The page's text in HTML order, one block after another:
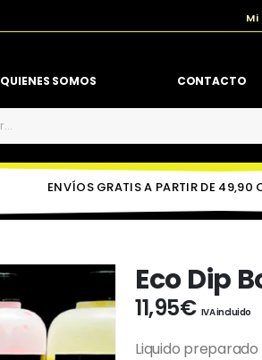
QUIENES SOMOS CONTACTO
ENVÍOS GRATIS A PARTIR DE
Eco Dip
11,95€ IVA incluido
Liquido